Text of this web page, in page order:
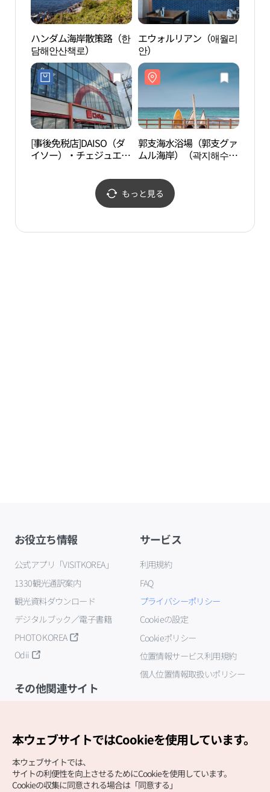
ハンダム海岸散策路（한
담해안산책로）
エウォルリアン（애월리
안）
[事後免税店]DAISO（ダ
イソー）・チェジュエウ
郭支海水浴場（郭支グァ
ムル海岸）（곽지해수욕
もっと見る
お役立ち情報
公式アプリ「VISITKOREA」
1330観光通訳案内
観光資料ダウンロード
デジタルブック／電子書籍
PHOTO KOREA
Odii
サービス
利用規約
FAQ
プライバシーポリシー
Cookieの設定
Cookieポリシー
位置情報サービス利用規約
個人位置情報取扱いポリシー
その他関連サイト
本ウェブサイトではCookieを使用しています。
本ウェブサイトでは、
サイトの利便性を向上させるためにCookieを使用しています。
Cookieの収集に同意される場合は「同意する」